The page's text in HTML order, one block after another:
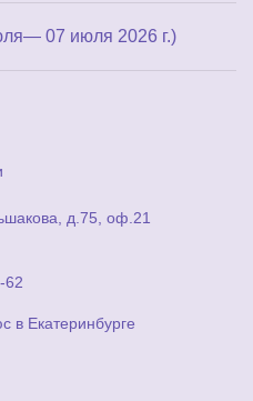
07 июля 2026 г.)
д.75, оф.21
62
в Екатеринбурге